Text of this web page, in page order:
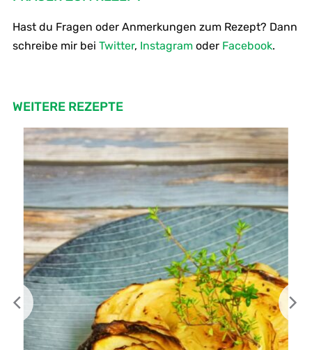
Hast du Fragen oder Anmerkungen zum Rezept? Dann
schreibe mir bei Twitter, Instagramoder Facebook.
WEITERE REZEPTE